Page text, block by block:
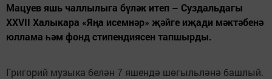
Мацуев яшь чаллылыга бүләк итеп – Суздальдагы
XXVII Халыкара «Яңа исемнәр» җәйге иҗади мәктәбенә
юллама һәм фонд стипендиясен тапшырды.
Григорий музыка белән 7 яшендә шөгыльләнә башлый.